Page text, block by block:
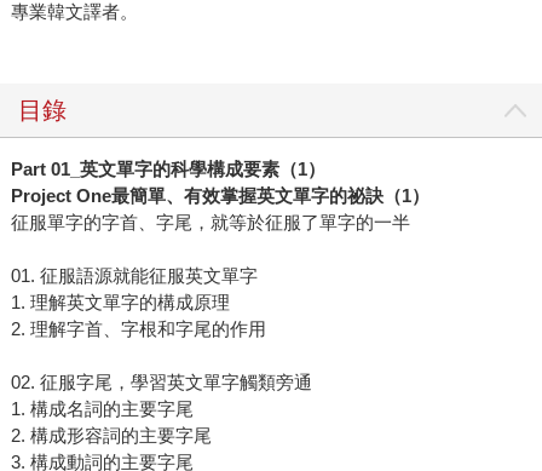
專業韓文譯者。
目錄
Part 01_ 英文單字的科學構成要素（1）
Project One最簡單、有效掌握英文單字的祕訣（1）
征服單字的字首、字尾，就等於征服了單字的一半
01. 征服語源就能征服英文單字
1. 理解英文單字的構成原理
2. 理解字首、字根和字尾的作用
02. 征服字尾，學習英文單字觸類旁通
1. 構成名詞的主要字尾
2. 構成形容詞的主要字尾
3. 構成動詞的主要字尾